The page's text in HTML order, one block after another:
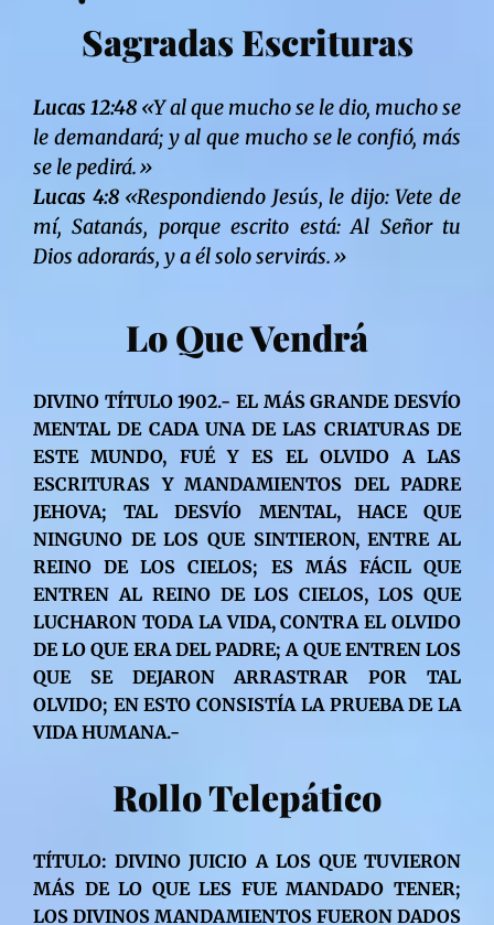
Sagradas Escrituras
Lucas 12:48 «Y al que mucho se le dio, mucho se
le demandará; y al que mucho se le confió, más
se le pedirá.»
Lucas 4:8«Respondiendo Jesús, le dijo: Vete de
mí, Satanás, porque escrito está: Al Señor tu
Dios adorarás, y a él solo servirás.»
Lo Que Vendrá
DIVINO TÍTULO 1902.- EL MÁS GRANDE DESVÍO
MENTAL DE CADA UNA DE LAS CRIATURAS DE
ESTE MUNDO, FUÉ Y ES EL OLVIDO A LAS
ESCRITURAS Y MANDAMIENTOS DEL PADRE
JEHOVA; TAL DESVÍO MENTAL, HACE QUE
NINGUNO DE LOS QUE SINTIERON, ENTRE AL
REINO DE LOS CIELOS; ES MÁS FÁCIL QUE
ENTREN AL REINO DE LOS CIELOS, LOS QUE
LUCHARON TODA LA VIDA, CONTRA EL OLVIDO
DE LO QUE ERA DEL PADRE; A QUE ENTREN LOS
QUE SE DEJARON ARRASTRAR POR TAL
OLVIDO; EN ESTO CONSISTÍA LA PRUEBA DE LA
VIDA HUMANA.-
Rollo Telepático
TÍTULO: DIVINO JUICIO A LOS QUE TUVIERON
MÁS DE LO QUE LES FUE MANDADO TENER;
LOS DIVINOS MANDAMIENTOS FUERON DADOS